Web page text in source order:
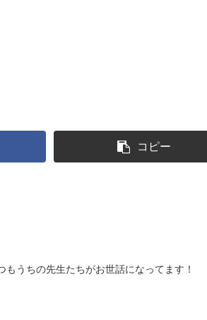
コピー
うちの先生たちがお世話になってます！